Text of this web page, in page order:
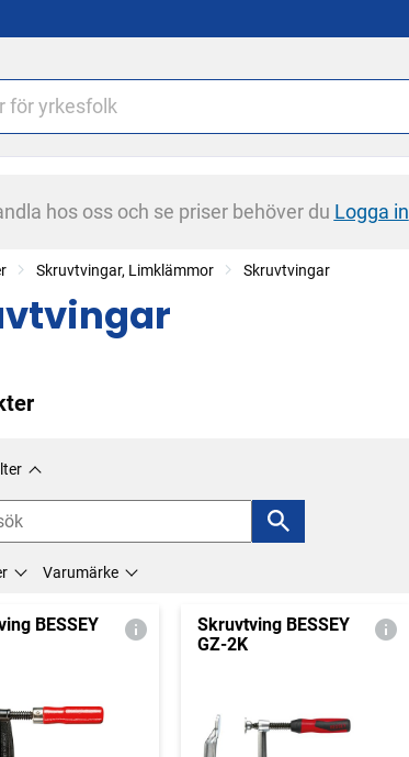
hos oss och se priser behöver du Logga in
Skruvtvingar, Limklämmor Skruvtvingar
Varumärke
BESSEY
Skruvtving BESSEY
GZ-2K